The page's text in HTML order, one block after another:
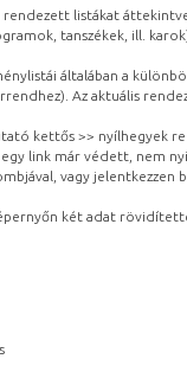
rendezett listákat
tanszékek, ill.
általában a
Az aktuális
kettős >> nyílhegyek
link már védett, nem
vagy
két adat